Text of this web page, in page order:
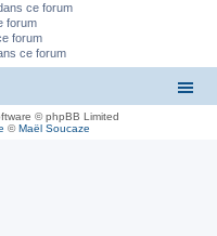
ce forum
forum
forum
ce forum
© phpBB Limited
©Maël Soucaze